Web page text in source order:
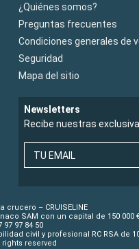
¿Quiénes somos?
Preguntas frecuentes
Condiciones generales de
Seguridad
Mapa del sitio
Newsletters
Recibe nuestras
TU EMAIL
– CRUISELINE
SAM con un capital de 150 000
97 84 50
civil y profesional RC RSA de 10
rights reserved